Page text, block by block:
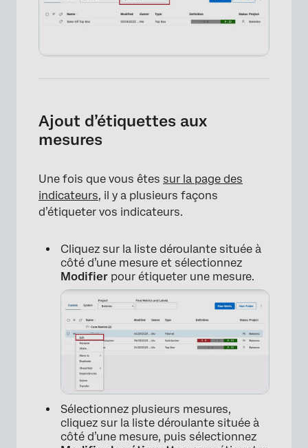
×
Ajout d’étiquettes aux
mesures
Une fois que vous êtes sur la page des
indicateurs, il y a plusieurs façons
d’étiqueter vos indicateurs.
Cliquez sur la liste déroulante située à
côté d’une mesure et sélectionnez
Modifier pour étiqueter une mesure.
Sélectionnez plusieurs mesures,
cliquez sur la liste déroulante située à
côté d’une mesure, puis sélectionnez